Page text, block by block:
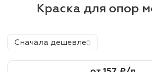
и дачи
бетону,
Краска для опор
Сначала дешевле